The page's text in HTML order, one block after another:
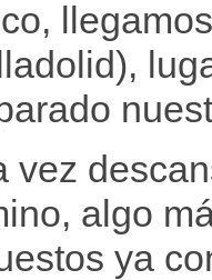
vez
algo
ya